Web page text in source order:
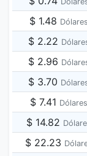
$ 1.48 Dólares
$ 2.22
$ 2.96
$ 3.70
$ 7.41 Dólares
$ 14.82
$ 22.23